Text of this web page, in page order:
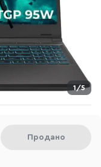
1/5
Продано